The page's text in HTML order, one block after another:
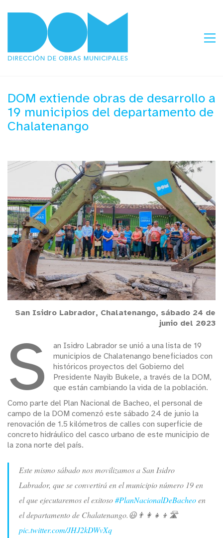
DOM extiende obras de desarrollo a
19 municipios del departamento de
Chalatenango
San Isidro Labrador, Chalatenango, sábado 24 de
junio del 2023
S
an Isidro Labrador se unió a una lista de 19
municipios de Chalatenango beneficiados con
históricos proyectos del Gobierno del
Presidente Nayib Bukele, a través de la DOM,
que están cambiando la vida de la población.
Como parte del Plan Nacional de Bacheo, el personal de
campo de la DOM comenzó este sábado 24 de junio la
renovación de 1.5 kilómetros de calles con superficie de
concreto hidráulico del casco urbano de este municipio de
la zona norte del país.
Este mismo sábado nos movilizamos a San Isidro
Labrador, que se convertirá en el municipio número 19 en
el que ejecutaremos el exitoso#PlanNacionalDeBacheoen
el departamento de Chalatenango.😃👨‍👩‍👧‍👦🛣
pic.twitter.com/JHJ2kDWvXq